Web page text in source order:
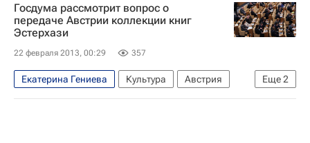
Андрей Макаревич*
Александр Мень
Светлана Сурганова
Справедливая помощь
Москва-река
Россия
Гарри Бардин
Госдума рассмотрит вопрос о
передаче Австрии коллекции книг
Эстерхази
22 февраля 2013, 00:29 357
Еще2
Екатерина Гениева Культура
Австрия
Европа
Весь мир